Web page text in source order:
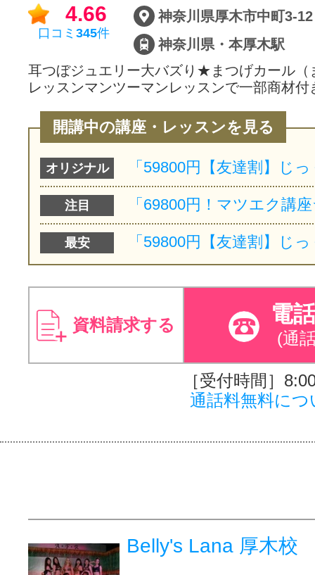
サイトマッ
4.66
口コミ 345件
神奈川県厚木市中町3-12
神奈川県・本厚木駅
耳つぼジュエリー大バズり★まつげカール（
レッスンマンツーマンレッスンで一部商材
開講中の講座・レッスンを見る
オリジナル
注目
最安
資料請求する 電
(通
［受付時間］
通話料無料につ
Belly's Lana 厚木校